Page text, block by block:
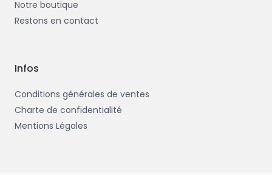
Notre boutique
Restons en contact
Infos
Conditions générales de ventes
Charte de confidentialité
Mentions Légales